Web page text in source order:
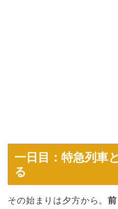
一日目：特急列車
る
その始まりは夕方から。